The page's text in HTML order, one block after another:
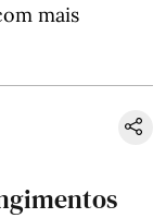
mais